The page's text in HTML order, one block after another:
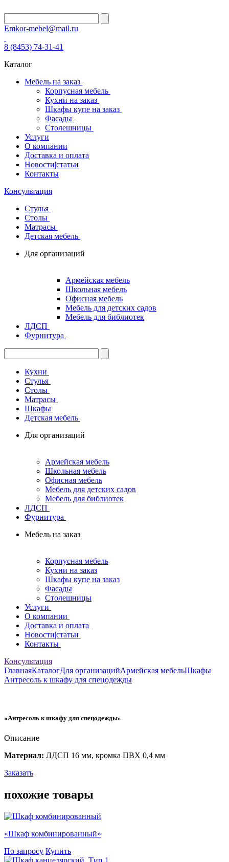
Emkor-mebel@mail.ru
8 (8453) 74-31-41
Каталог
Мебель на заказ
Корпусная мебель
Кухни на заказ
Шкафы купе на заказ
Фасады
Столешницы
Услуги
О компании
Доставка и оплата
Новости|статьи
Контакты
Консультация
Стулья
Столы
Матрасы
Детская мебель
Для организаций
Армейская мебель
Школьная мебель
Офисная мебель
Мебель для детских садов
Мебель для библиотек
ЛДСП
Фурнитура
Кухни
Стулья
Столы
Матрасы
Шкафы
Детская мебель
Для организаций
Армейская мебель
Школьная мебель
Офисная мебель
Мебель для детских садов
Мебель для библиотек
ЛДСП
Фурнитура
Мебель на заказ
Корпусная мебель
Кухни на заказ
Шкафы купе на заказ
Фасады
Столешницы
Услуги
О компании
Доставка и оплата
Новости|статьи
Контакты
Консультация
ГлавнаяКаталогДля организацийАрмейская мебельШкафы
Антресоль к шкафу для спецодежды
«Антресоль к шкафу для спецодежды»
Описание
Материал: ЛДСП 16 мм, кромка ПВХ 0,4 мм
Заказать
похожие товары
«Шкаф комбинированный»
По запросу Купить